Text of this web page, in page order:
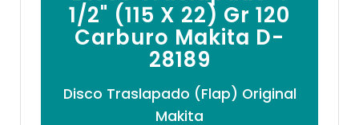
1/2" (115 X 22) Gr 120
Carburo Makita D-
28189
Disco Traslapado (Flap) Original
Makita